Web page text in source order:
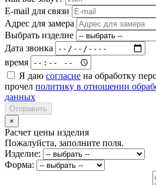
E-mail для связи
Адрес для замера
Выбрать изделие
Дата звонка
время
Я даю согласие на обработку
прочел политику в отношении
данных
Отправить
×
Расчет цены изделия
Пожалуйста, заполните поля.
Изделие:
Форма: